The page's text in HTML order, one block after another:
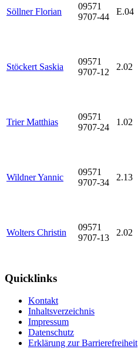
Söllner Florian
09571
9707-44
E.04
Stöckert Saskia
09571
9707-12
2.02
Trier Matthias
09571
9707-24
1.02
Wildner Yannic
09571
9707-34
2.13
Wolters Christin
09571
9707-13
2.02
Quicklinks
Kontakt
Inhaltsverzeichnis
Impressum
Datenschutz
Erklärung zur Barrierefreiheit